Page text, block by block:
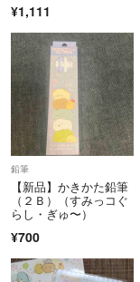
ボー鉛筆 すみっコ
¥1,111
鉛筆
【新品】かきかた鉛筆
（２Ｂ）（すみっコぐ
らし・ぎゅ〜）
¥700